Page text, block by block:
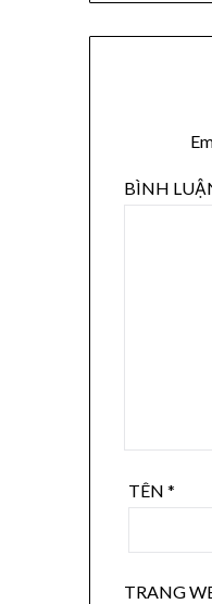
BÌNH
TÊN *
TRANG